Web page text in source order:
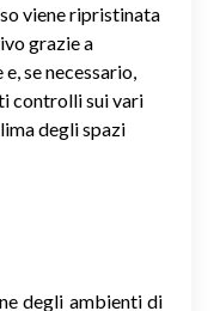
viene ripristinata
grazie a
se necessario,
controlli sui vari
degli spazi
degli ambienti di